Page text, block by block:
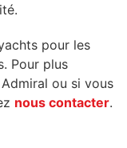
pour les
Pour plus
ou si vous
nous contacter.